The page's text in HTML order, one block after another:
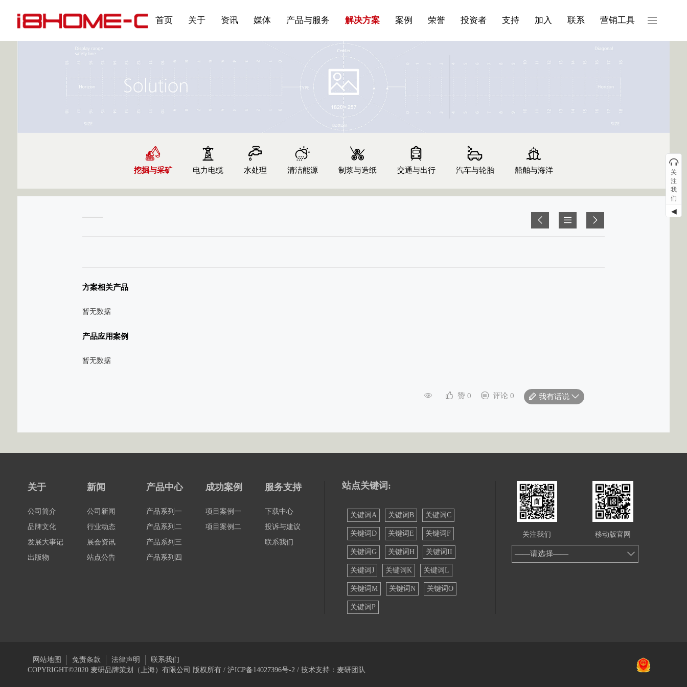
首页 关于
资讯
媒体
刊物专题三
产品与服务
产品&服务系列一 | 第02条
解决方案
案例
应用领域7
荣誉
投资者
支持
加入
联系
营销工具
挖掘与采矿 电力电缆 水处理 清洁能源 制浆与造纸 交通与出行 汽车与轮胎 船舶与海洋
方案相关产品
暂无数据
产品应用案例
暂无数据
赞 0 评论 0 我有话说
关于
公司简介
品牌文化
发展大事记
出版物
新闻
公司新闻
行业动态
展会资讯
站点公告
产品中心
产品系列一
产品系列二
产品系列三
产品系列四
成功案例
项目案例一
项目案例二
服务支持
下载中心
投诉与建议
联系我们
站点关键词:
关键词A 关键词B 关键词C
关键词D 关键词E 关键词F
关键词G 关键词H 关键词II
关键词J 关键词K 关键词L
关键词M 关键词N 关键词O
关键词P
关注我们 移动版官网
——请选择——
网站地图 免责条款 法律声明
联系我们
COPYRIGHT©2020 麦研品牌策划（上海）有限公司 版权所有 / 沪ICP备14027396号-2/ 技术支持：麦研团队
关
注
我
们
◀